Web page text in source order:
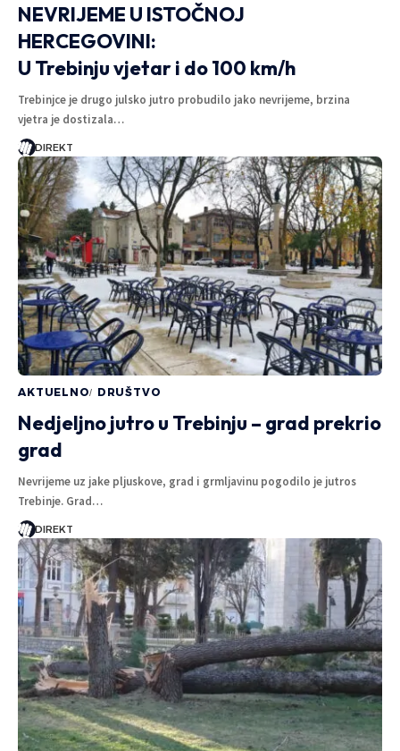
NEVRIJEME U ISTOČNOJ
HERCEGOVINI:
U Trebinju vjetar i do 100 km/h
Trebinjce je drugo julsko jutro probudilo jako nevrijeme, brzina
vjetra je dostizala…
DIREKT
AKTUELNO DRUŠTVO
Nedjeljno jutro u Trebinju – grad prekrio
grad
Nevrijeme uz jake pljuskove, grad i grmljavinu pogodilo je jutros
Trebinje. Grad…
DIREKT